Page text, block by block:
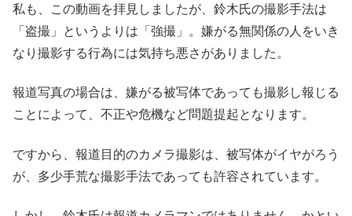
私も、この動画を拝見しましたが、鈴木氏の撮影手法は
「盗撮」というよりは「強撮」。嫌がる無関係の人をいき
なり撮影する行為には気持ち悪さがありました。
報道写真の場合は、嫌がる被写体であっても撮影し報じる
ことによって、不正や危機など問題提起となります。
ですから、報道目的のカメラ撮影は、被写体がイヤがろう
が、多少手荒な撮影手法であっても許容されています。